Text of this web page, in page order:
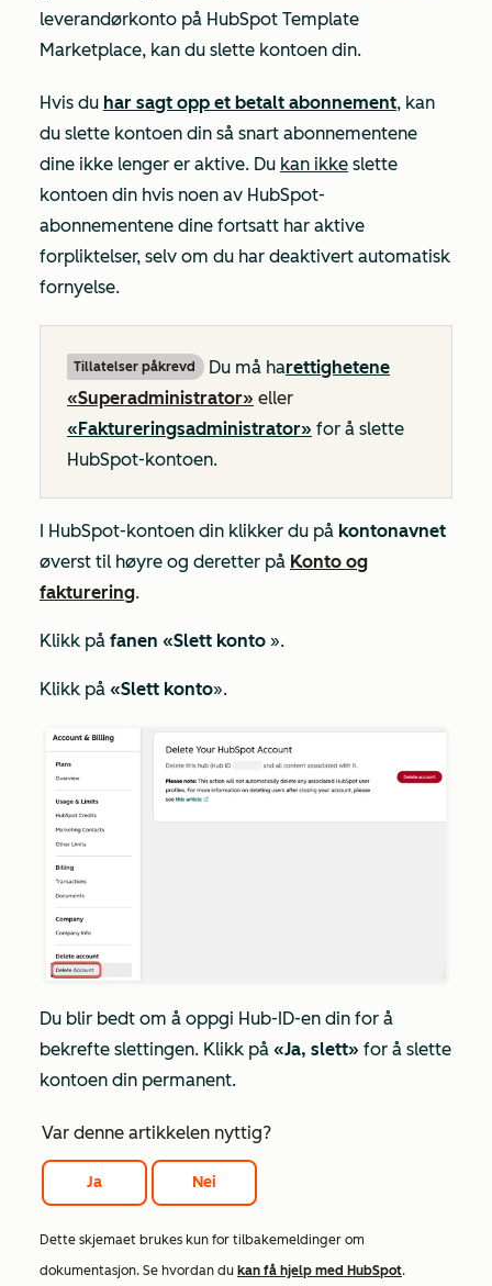
leverandørkonto på HubSpot Template
Marketplace, kan du slette kontoen din.
Hvis du har sagt opp et betalt abonnement, kan
du slette kontoen din så snart abonnementene
dine ikke lenger er aktive. Du kan ikke slette
kontoen din hvis noen av HubSpot-
abonnementene dine fortsatt har aktive
forpliktelser, selv om du har deaktivert automatisk
fornyelse.
Tillatelser påkrevd Du må harettighetene
«Superadministrator» eller
«Faktureringsadministrator» for å slette
HubSpot-kontoen.
I HubSpot-kontoen din klikker du på kontonavnet
øverst til høyre og deretter på Konto og
fakturering.
Klikk på fanen «Slett konto ».
Klikk på «Slett konto».
Du blir bedt om å oppgi Hub-ID-en din for å
bekrefte slettingen. Klikk på «Ja, slett» for å slette
kontoen din permanent.
Var denne artikkelen nyttig?
Ja Nei
Dette skjemaet brukes kun for tilbakemeldinger om
dokumentasjon. Se hvordan du kan få hjelp med HubSpot.